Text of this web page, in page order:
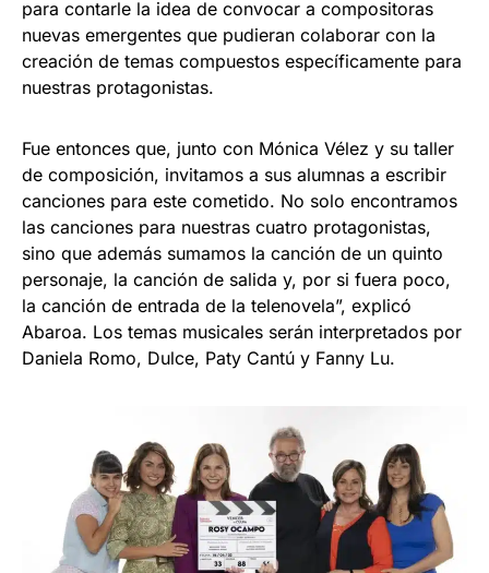
para contarle la idea de convocar a compositoras
nuevas emergentes que pudieran colaborar con la
creación de temas compuestos específicamente para
nuestras protagonistas.
Fue entonces que, junto con Mónica Vélez y su taller
de composición, invitamos a sus alumnas a escribir
canciones para este cometido. No solo encontramos
las canciones para nuestras cuatro protagonistas,
sino que además sumamos la canción de un quinto
personaje, la canción de salida y, por si fuera poco,
la canción de entrada de la telenovela”, explicó
Abaroa. Los temas musicales serán interpretados por
Daniela Romo, Dulce, Paty Cantú y Fanny Lu.